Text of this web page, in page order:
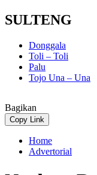
SULTENG
Donggala
Toli – Toli
Palu
Tojo Una – Una
Bagikan
Copy Link
Home
Advertorial